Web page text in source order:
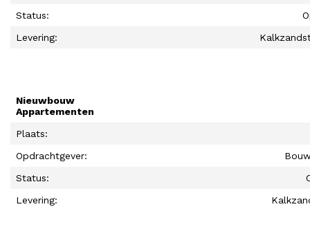
Status:
Levering:
Nieuwbouw
Appartementen
Plaats:
Opdrachtgever:
Status:
Levering: